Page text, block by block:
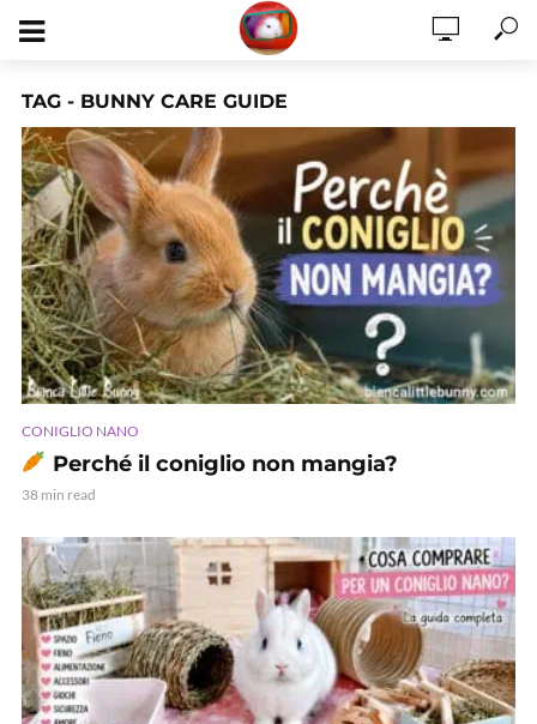
TAG - BUNNY CARE GUIDE
CONIGLIO NANO
Perché il coniglio non mangia?
38 min read